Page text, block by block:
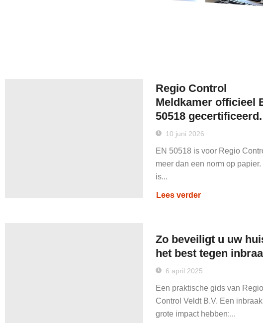
Regio Control
Meldkamer officieel
50518 gecertificeerd.
10 juni 2026
EN 50518 is voor Regio
meer dan een norm op papier.
is...
Lees verder
Zo beveiligt u uw
het best tegen
6 april 2025
Een praktische gids van Regio
Control Veldt B.V. Een
grote impact hebben:...